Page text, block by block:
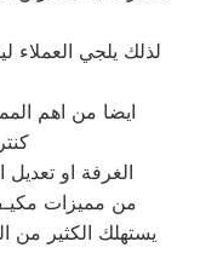
لذلك يلجي العملاء
ايضا من اهم
الغرفة او تعديل
من مميزات
يستهلك الكثير من